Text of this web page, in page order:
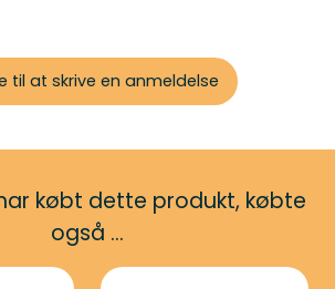
at skrive en anmeldelse
købt dette produkt, købte
også ...